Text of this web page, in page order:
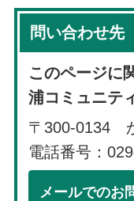
問い合わせ先
このページに
浦コミュニテ
〒300-0134
電話番号：
メールでのお